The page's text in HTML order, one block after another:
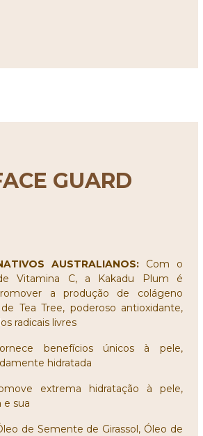
GUARD
AUSTRALIANOS: Com o
Vitamina C, a Kakadu Plum é
a produção de colágeno
Tea Tree, poderoso antioxidante,
radicais livres
benefícios únicos à pele,
hidratada
extrema hidratação à pele,
e sua
de Semente de Girassol, Óleo de